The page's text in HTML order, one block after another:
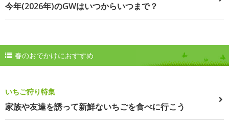
今年(2026年)のGWはいつからいつまで？
春のおでかけにおすすめ
いちご狩り特集
家族や友達を誘って新鮮ないちごを食べに行こう